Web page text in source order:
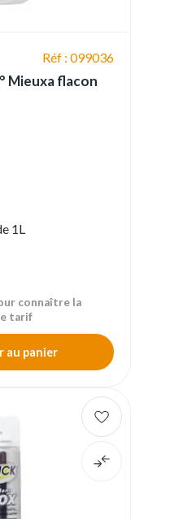
Réf : 099036
Mieuxa flacon
1L
connaître la
tarif
au panier